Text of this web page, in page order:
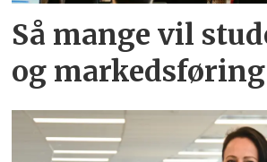
Så mange vil
og markedsføring